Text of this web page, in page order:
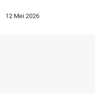
12 Mei 2026